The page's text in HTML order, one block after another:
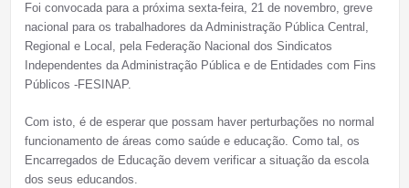
Foi convocada para a próxima sexta-feira, 21 de novembro, greve
nacional para os trabalhadores da Administração Pública Central,
Regional e Local, pela Federação Nacional dos Sindicatos
Independentes da Administração Pública e de Entidades com Fins
Públicos -FESINAP.
Com isto, é de esperar que possam haver perturbações no normal
funcionamento de áreas como saúde e educação. Como tal, os
Encarregados de Educação devem verificar a situação da escola
dos seus educandos.